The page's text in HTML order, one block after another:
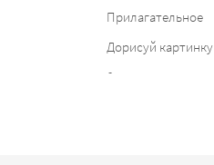
Прилагательное
Дорисуй картинку
6 класс